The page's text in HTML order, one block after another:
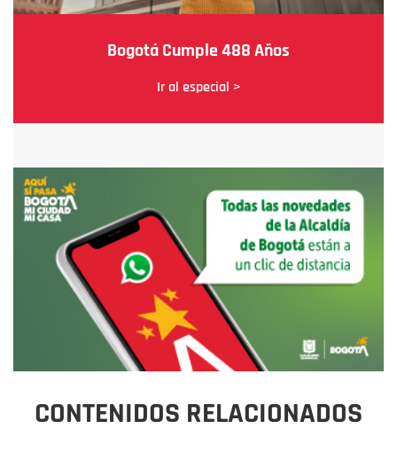
Bogotá Cumple 488 Años
Ir al especial >
CONTENIDOS RELACIONADOS